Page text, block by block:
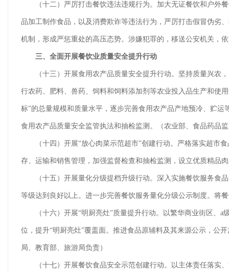
（十二）严厉打击餐饮违法违规行为。加大无证餐饮和户外餐
品加工制作食品，以及消费欺诈等违法行为，严厉打击假冒伪劣
机制，形成严惩重处的高压态势。涉嫌犯罪的，移送公安机关，
三、全面开展餐饮业质量安全提升行动
（十三）开展食用农产品质量安全提升行动。坚持质量兴农，
行农药、肥料、兽药、饲料和饲料添加剂等农业投入品生产和使
标”的总量规模和质量水平，逐步完善食用农产品产地预冷、贮
食用农产品质量安全监管执法和抽检监测。（农业部、食品药品
（十四）开展“放心肉菜示范超市”创建行动。严格落实超市食
存、运输和销售管理，加强监督检查和抽检监测，设立优质精品
（十五）开展量化分级提档升级行动。深入实施餐饮服务食品
等级达到良好以上。进一步完善餐饮服务量化分级公示制度。将
（十六）开展“明厨亮灶”质量提升行动。以繁华商业街区、a
位，提升“明厨亮灶”覆盖面。推进食品原辅料及其来源公示，公
局、教育部、旅游局负责）
（十七）开展餐饮食品安全示范创建行动。以主体责任落实、